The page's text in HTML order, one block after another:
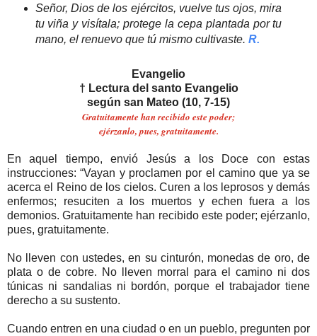
Señor, Dios de los ejércitos, vuelve tus ojos, mira
tu viña y visítala; protege la cepa plantada por tu
mano, el renuevo que tú mismo cultivaste. R.
Evangelio
† Lectura del santo Evangelio
según san Mateo (10, 7-15)
Gratuitamente han recibido este poder;
ejérzanlo, pues, gratuitamente.
En aquel tiempo, envió Jesús a los Doce con estas
instrucciones: “Vayan y proclamen por el camino que ya se
acerca el Reino de los cielos. Curen a los leprosos y demás
enfermos; resuciten a los muertos y echen fuera a los
demonios. Gratuitamente han recibido este poder; ejérzanlo,
pues, gratuitamente.
No lleven con ustedes, en su cinturón, monedas de oro, de
plata o de cobre. No lleven morral para el camino ni dos
túnicas ni sandalias ni bordón, porque el trabajador tiene
derecho a su sustento.
Cuando entren en una ciudad o en un pueblo, pregunten por